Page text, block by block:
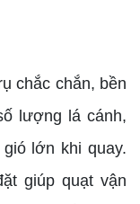
chắc chắn, bền
lượng lá cánh,
lớn khi quay.
giúp quạt vận